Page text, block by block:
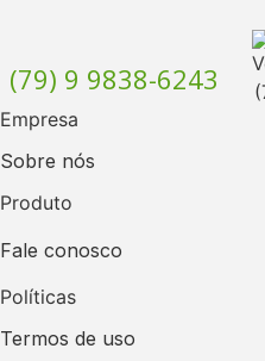
(79) 9 9838-6243
Empresa
Sobre nós
Produto
Fale conosco
Políticas
Termos de uso